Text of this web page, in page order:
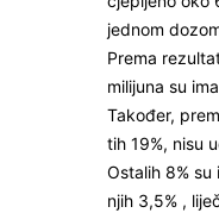
jednom
Prema
milijuna su
Također,
tih 19%, nisu
Ostalih 8%
njih 3,5% ,